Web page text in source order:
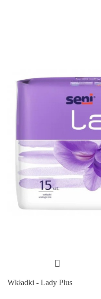
Wkładki - Lady Plus